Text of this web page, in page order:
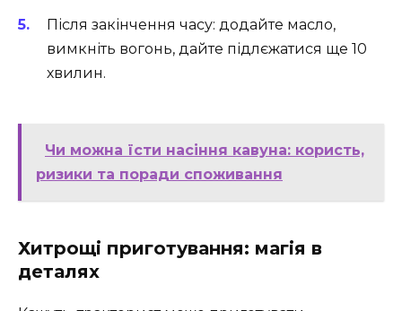
Після закінчення часу: додайте масло,
вимкніть вогонь, дайте підлєжатися ще 10
хвилин.
Чи можна їсти насіння кавуна: користь,
ризики та поради споживання
Хитрощі приготування: магія в
деталях